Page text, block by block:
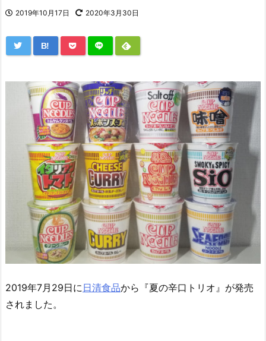
2019年10月17日 2020年3月30日
B!
2019年7月29日に日清食品から『夏の辛口トリオ』が発売
されました。